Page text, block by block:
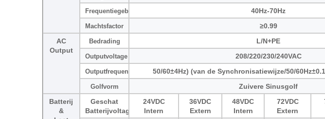
Frequentiegebied 40Hz-70Hz
Machtsfactor
≥0.99
AC
Output
Bedrading L/N+PE
Outputvoltage 208/220/230/240VAC
Outputfrequentie 50/60±4Hz) (van de Synchronisatiewijze/50/
Golfvorm
Zuivere Sinusgolf
Batterij
&
Geschat
Batterijvoltage
24VDC
Intern
36VDC
Extern
48VDC
Intern
72VDC
Extern